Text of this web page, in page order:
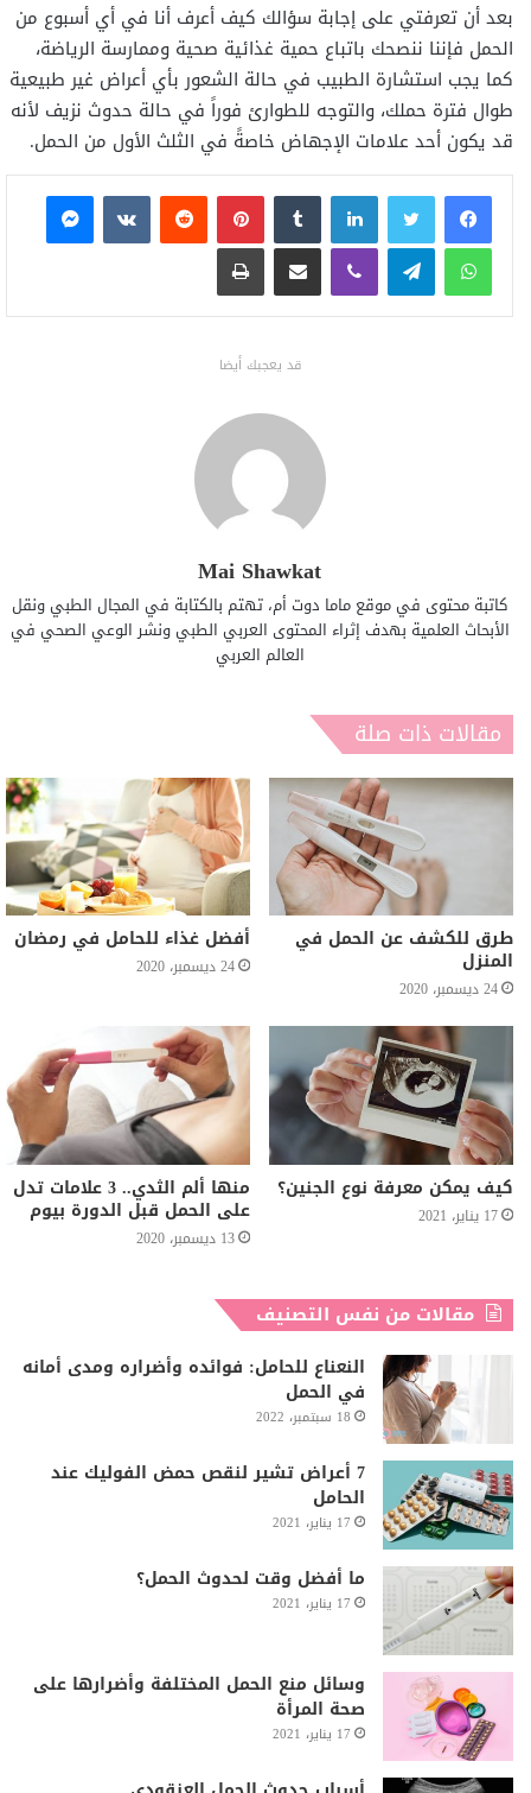
بعد أن تعرفتي على إجابة سؤالك كيف أعرف أنا في أي أسبوع من
الحمل فإننا ننصحك باتباع حمية غذائية صحية وممارسة الرياضة،
كما يجب استشارة الطبيب في حالة الشعور بأي أعراض غير طبيعية
طوال فترة حملك، والتوجه للطوارئ فوراً في حالة حدوث نزيف لأنه
قد يكون أحد علامات الإجهاض خاصةً في الثلث الأول من الحمل.
فيسبوكتويتر لينكدإن بينتيريست
ماسنجر
واتساب تيلقرام ڤايبر مشاركة عبر البريد طباعة
قد يعجبك أيضا
Mai Shawkat
كاتبة محتوى في موقع ماما دوت أم، تهتم بالكتابة في المجال الطبي ونقل
الأبحاث العلمية بهدف إثراء المحتوى العربي الطبي ونشر الوعي الصحي في
العالم العربي
مقالات ذات صلة
طرق للكشف عن الحمل في
المنزل
24 ديسمبر، 2020
أفضل غذاء للحامل في رمضان
24 ديسمبر، 2020
كيف يمكن معرفة نوع الجنين؟
17 يناير، 2021
منها ألم الثدي.. 3 علامات تدل
على الحمل قبل الدورة بيوم
13 ديسمبر، 2020
مقالات من نفس التصنيف
النعناع للحامل: فوائده وأضراره ومدى أمانه
في الحمل
18 سبتمبر، 2022
7 أعراض تشير لنقص حمض الفوليك عند
الحامل
17 يناير، 2021
ما أفضل وقت لحدوث الحمل؟
17 يناير، 2021
وسائل منع الحمل المختلفة وأضرارها على
صحة المرأة
17 يناير، 2021